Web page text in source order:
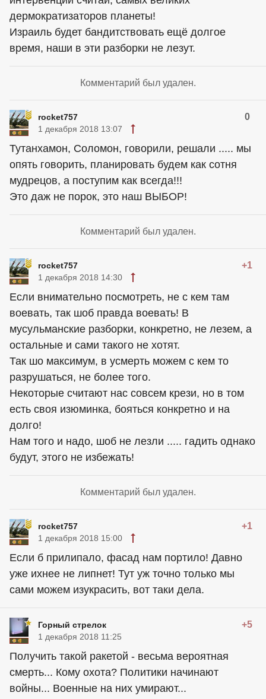
дермократизаторов планеты!
Израиль будет бандитствовать ещё долгое
время, наши в эти разборки не лезут.
Комментарий был удален.
rocket757 0
1 декабря 2018 13:07
Тутанхамон, Соломон, говорили, решали ..... мы
опять говорить, планировать будем как сотня
мудрецов, а поступим как всегда!!!
Это даж не порок, это наш ВЫБОР!
Комментарий был удален.
rocket757 +1
1 декабря 2018 14:30
Если внимательно посмотреть, не с кем там
воевать, так шоб правда воевать! В
мусульманские разборки, конкретно, не лезем, а
остальные и сами такого не хотят.
Так шо максимум, в усмерть можем с кем то
разрушаться, не более того.
Некоторые считают нас совсем крези, но в том
есть своя изюминка, бояться конкретно и на
долго!
Нам того и надо, шоб не лезли ..... гадить однако
будут, этого не избежать!
Комментарий был удален.
rocket757 +1
1 декабря 2018 15:00
Если б прилипало, фасад нам портило! Давно
уже ихнее не липнет! Тут уж точно только мы
сами можем изукрасить, вот таки дела.
Горный стрелок +5
1 декабря 2018 11:25
Получить такой ракетой - весьма вероятная
смерть... Кому охота? Политики начинают
войны... Военные на них умирают...